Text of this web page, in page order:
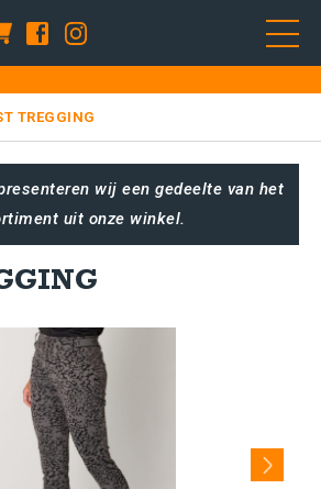
TREGGING
wij een gedeelte van het
uit onze winkel.
Next